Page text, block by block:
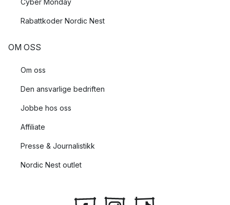
Cyber Monday
Rabattkoder Nordic Nest
OM OSS
Om oss
Den ansvarlige bedriften
Jobbe hos oss
Affiliate
Presse & Journalistikk
Nordic Nest outlet